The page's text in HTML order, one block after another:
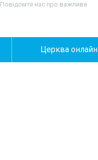
Повідомте нас про важливе
Церква онлайн